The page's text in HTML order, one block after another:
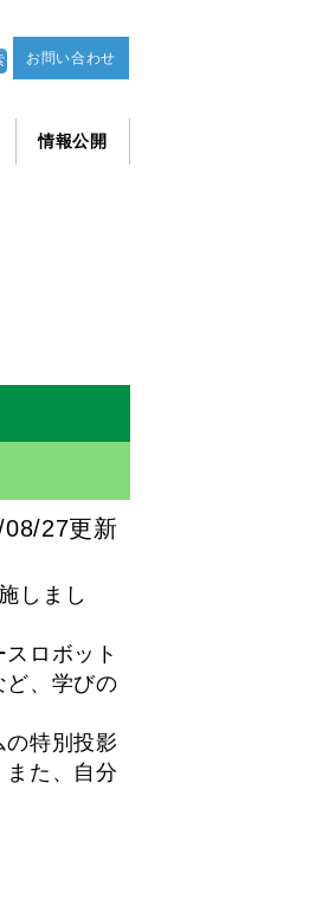
お問い合わせ
情報公開
27更新
しまし
ロボット
ど、学びの
特別投影
た、自分